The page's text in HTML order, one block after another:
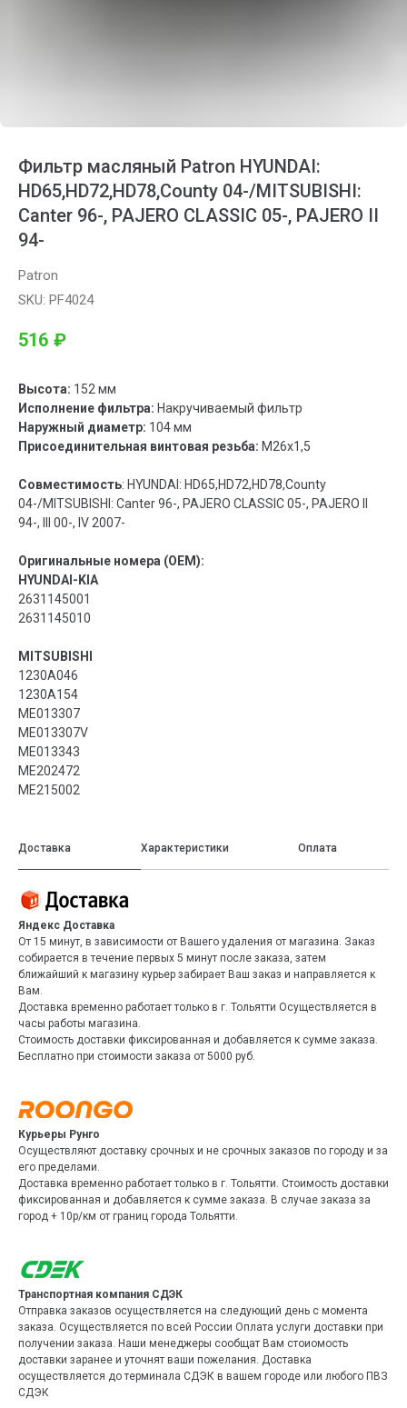
Фильтр масляный Patron HYUNDAI:
HD65,HD72,HD78,County 04-/MITSUBISHI:
Canter 96-, PAJERO CLASSIC 05-, PAJERO II
94-
Patron
SKU: PF4024
516 ₽
Высота: 152 мм
Исполнение фильтра: Накручиваемый фильтр
Наружный диаметр: 104 мм
Присоединительная винтовая резьба: M26x1,5
Совместимость: HYUNDAI: HD65,HD72,HD78,County
04-/MITSUBISHI: Canter 96-, PAJERO CLASSIC 05-, PAJERO II
94-, III 00-, IV 2007-
Оригинальные номера (OEM):
HYUNDAI-KIA
2631145001
2631145010
MITSUBISHI
1230A046
1230A154
ME013307
ME013307V
ME013343
ME202472
ME215002
Доставка Характеристики Оплата
Яндекс Доставка
От 15 минут, в зависимости от Вашего удаления от магазина. Заказ
собирается в течение первых 5 минут после заказа, затем
ближайший к магазину курьер забирает Ваш заказ и направляется к
Вам.
Доставка временно работает только в г. Тольятти Осуществляется в
часы работы магазина.
Стоимость доставки фиксированная и добавляется к сумме заказа.
Бесплатно при стоимости заказа от 5000 руб.
Курьеры Рунго
Осуществляют доставку срочных и не срочных заказов по городу и за
его пределами.
Доставка временно работает только в г. Тольятти. Стоимость доставки
фиксированная и добавляется к сумме заказа. В случае заказа за
город + 10р/км от границ города Тольятти.
Транспортная компания СДЭК
Отправка заказов осуществляется на следующий день с момента
заказа. Осуществляется по всей России Оплата услуги доставки при
получении заказа. Наши менеджеры сообщат Вам стоиомость
доставки заранее и уточнят ваши пожелания. Доставка
осуществляется до терминала СДЭК в вашем городе или любого ПВЗ
СДЭК